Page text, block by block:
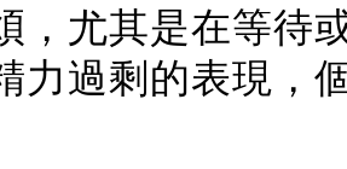
，尤其是在等待
力過剩的表現，